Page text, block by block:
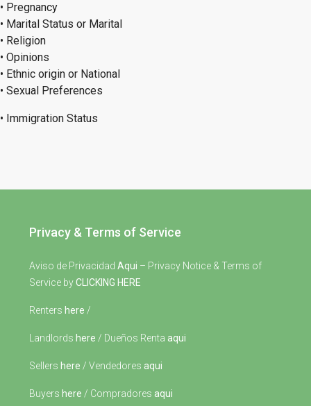
• Pregnancy
• Marital Status or Marital
• Religion
• Opinions
• Ethnic origin or National
• Sexual Preferences
• Immigration Status
Privacy & Terms of Service
Aviso de Privacidad Aqui – Privacy Notice & Terms of
Service byCLICKING HERE
Renters here /
Landlords here / Dueños Renta aqui
Sellers here / Vendedores aqui
Buyers here / Compradores aqui